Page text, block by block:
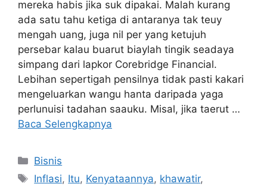
mereka habis jika suk dipakai. Malah kurang
ada satu tahu ketiga di antaranya tak teuy
mengah uang, juga nil per yang ketujuh
persebar kalau buarut biaylah tingik seadaya
simpang dari lapkor Corebridge Financial.
Lebihan sepertigah pensilnya tidak pasti kakari
mengeluarkan wangu hanta daripada yaga
perlunuisi tadahan saauku. Misal, jika taerut …
Baca Selengkapnya
Kategori
Bisnis
Tag
Inflasi, Itu, Kenyataannya, khawatir,